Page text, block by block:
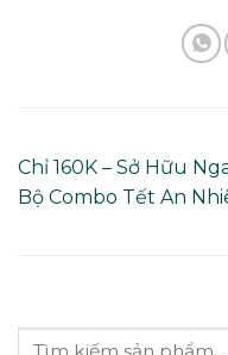
Chỉ 160K – Sở Hữu
Bộ Combo Tết An